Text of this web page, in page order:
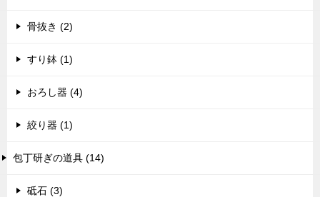
骨抜き (2)
すり鉢 (1)
おろし器 (4)
絞り器 (1)
包丁研ぎの道具 (14)
砥石 (3)